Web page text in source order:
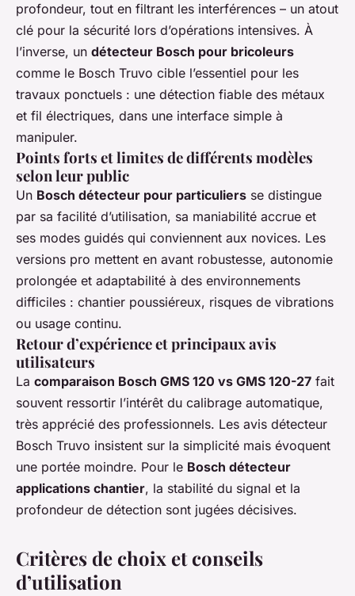
profondeur, tout en filtrant les interférences – un atout
clé pour la sécurité lors d’opérations intensives. À
l’inverse, un détecteur Bosch pour bricoleurs
comme le Bosch Truvo cible l’essentiel pour les
travaux ponctuels : une détection fiable des métaux
et fil électriques, dans une interface simple à
manipuler.
Points forts et limites de différents modèles
selon leur public
Un Bosch détecteur pour particuliers se distingue
par sa facilité d’utilisation, sa maniabilité accrue et
ses modes guidés qui conviennent aux novices. Les
versions pro mettent en avant robustesse, autonomie
prolongée et adaptabilité à des environnements
difficiles : chantier poussiéreux, risques de vibrations
ou usage continu.
Retour d’expérience et principaux avis
utilisateurs
La comparaison Bosch GMS 120 vs GMS 120-27 fait
souvent ressortir l’intérêt du calibrage automatique,
très apprécié des professionnels. Les avis détecteur
Bosch Truvo insistent sur la simplicité mais évoquent
une portée moindre. Pour le Bosch détecteur
applications chantier, la stabilité du signal et la
profondeur de détection sont jugées décisives.
Critères de choix et conseils
d’utilisation